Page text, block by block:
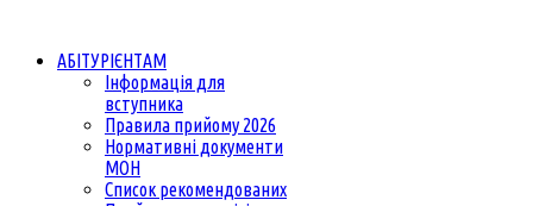
АБІТУРІЄНТАМ
Інформація для
вступника
Правила прийому 2026
Нормативні документи
МОН
Список рекомендованих